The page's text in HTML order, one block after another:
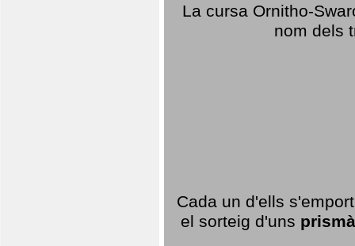
La cursa Ornitho-
nom dels
Cada un d'ells
el sorteig d'uns